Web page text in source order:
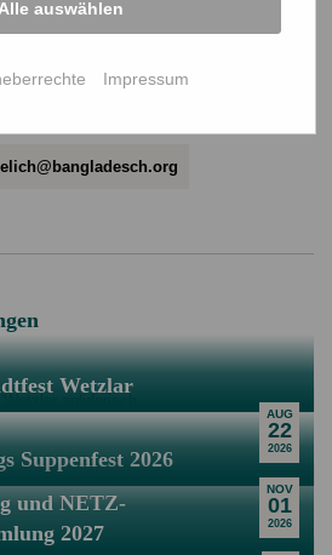
AUG
22
2026
Wetzlar
NOV
01
2026
Suppenfest 2026
und NETZ-
2027
auswählen
Impressum